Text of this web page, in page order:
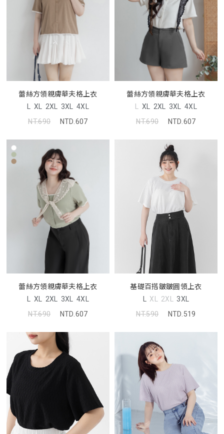
蕾絲方領親膚華夫格上衣
L XL 2XL 3XL 4XL
NT.690
NTD.607
蕾絲方領親膚華夫格上衣
L XL 2XL 3XL 4XL
NT.690
NTD.607
蕾絲方領親膚華夫格上衣
L XL 2XL 3XL 4XL
NT.690
NTD.607
基礎百搭皺皺圓領上衣
L XL 2XL 3XL
NT.590
NTD.519